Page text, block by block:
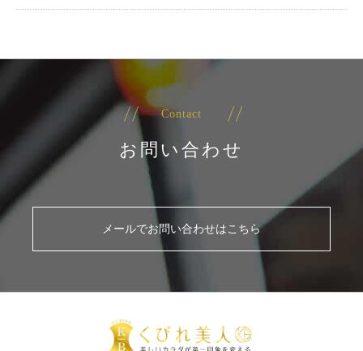
Contact
お問い合わせ
メールでお問い合わせはこちら